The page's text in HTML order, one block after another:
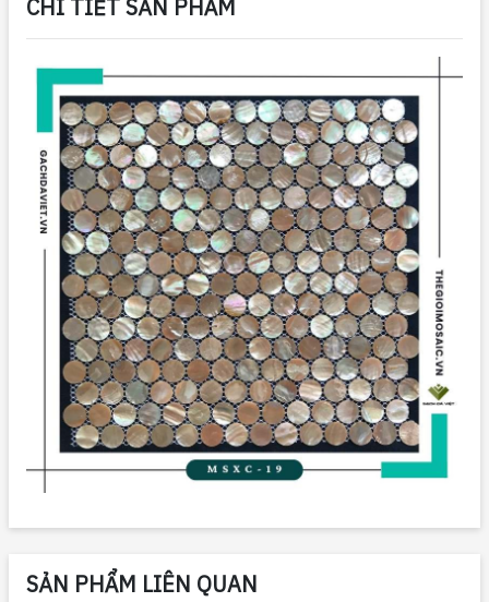
CHI TIẾT SẢN PHẨM
SẢN PHẨM LIÊN QUAN